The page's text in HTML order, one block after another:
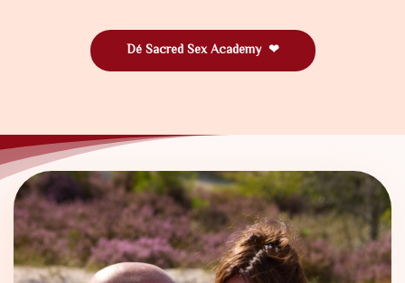
Dé Sacred Sex Academy ❤